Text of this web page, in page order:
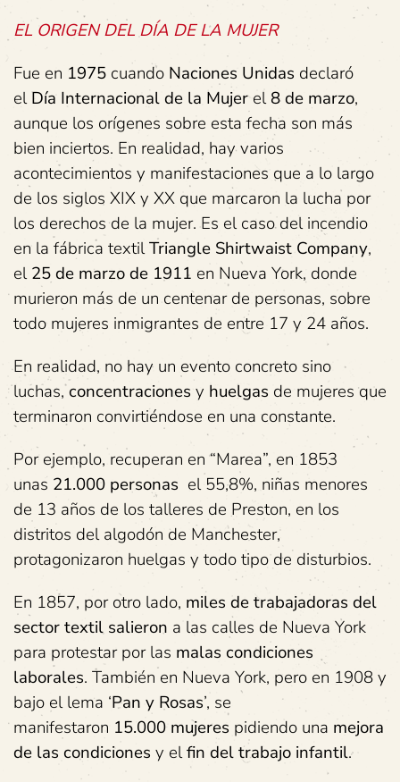
EL ORIGEN DEL DÍA DE LA MUJER
Fue en 1975 cuando Naciones Unidas declaró
elDía Internacional de la Mujer el8 de marzo,
aunque los orígenes sobre esta fecha son más
bien inciertos. En realidad, hay varios
acontecimientos y manifestaciones que a lo largo
de los siglos XIX y XX que marcaron la lucha por
los derechos de la mujer. Es el caso del incendio
en la fábrica textilTriangle Shirtwaist Company,
el25 de marzo de 1911 en Nueva York, donde
murieron más de un centenar de personas, sobre
todo mujeres inmigrantes de entre 17 y 24 años.
En realidad, no hay un evento concreto sino
luchas,concentraciones y huelgas de mujeres que
terminaron convirtiéndose en una constante.
Por ejemplo, recuperan en “Marea”, en 1853
unas 21.000 personas el 55,8%, niñas menores
de 13 años de los talleres de Preston, en los
distritos del algodón de Manchester,
protagonizaron huelgas y todo tipo de disturbios.
En 1857, por otro lado, miles de trabajadoras del
sector textil salieron a las calles de Nueva York
para protestar por las malas condiciones
laborales. También en Nueva York, pero en 1908 y
bajo el lema ‘Pan y Rosas’, se
manifestaron 15.000 mujeres pidiendo una mejora
de las condiciones y elfin del trabajo infantil.